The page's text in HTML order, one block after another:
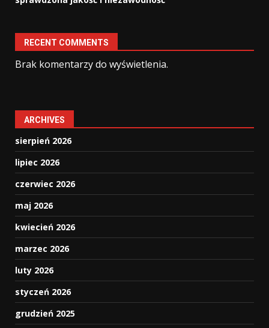
RECENT COMMENTS
Brak komentarzy do wyświetlenia.
ARCHIVES
sierpień 2026
lipiec 2026
czerwiec 2026
maj 2026
kwiecień 2026
marzec 2026
luty 2026
styczeń 2026
grudzień 2025